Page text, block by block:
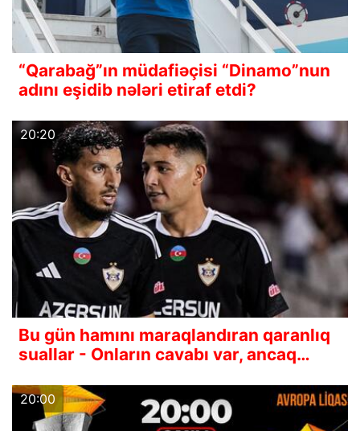
“Qarabağ”ın müdafiəçisi “Dinamo”nun
adını eşidib nələri etiraf etdi?
20:20
Bu gün hamını maraqlandıran qaranlıq
suallar - Onların cavabı var, ancaq…
20:00